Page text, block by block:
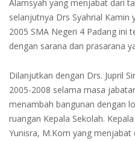
Alamsyah yang menjabat dari
selanjutnya Drs Syahrial
2005 SMA Negeri 4 Padang ini
dengan sarana dan prasarana
Dilanjutkan dengan Drs. Jupril
2005-2008 selama masa
menambah bangunan dengan
ruangan Kepala Sekolah.
Yunisra, M.Kom yang